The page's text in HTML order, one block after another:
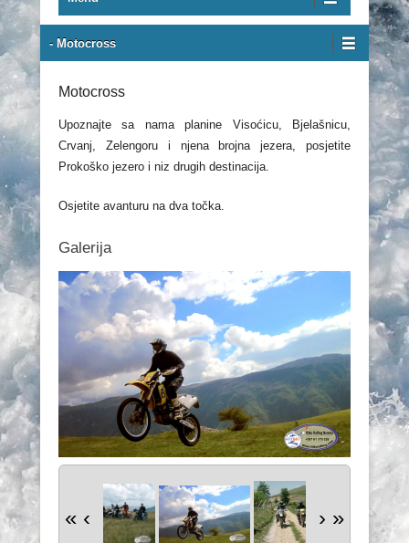
Secondary Menu
- Motocross
Motocross
Upoznajte sa nama planine Visoćicu, Bjelašnicu,
Crvanj, Zelengoru i njena brojna jezera, posjetite
Prokoško jezero i niz drugih destinacija.
Osjetite avanturu na dva točka.
Galerija
« ‹ › »